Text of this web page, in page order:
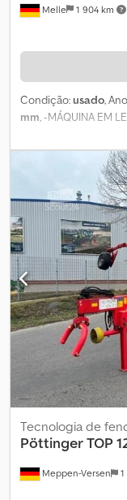
Melle 1 904 km
Condição:usado,
mm , -MÁQUINA EM
(0010) Gradeador
(0030) Largura de
corte hidráulico
iluminação LED
armazém Pode
5.900,00 EUR, IVA
gratuitamente e faça
leilão: ----- -----
AGORA! ab-auction
Meppen-Versen
Tecnologia de
PöttingerTOP